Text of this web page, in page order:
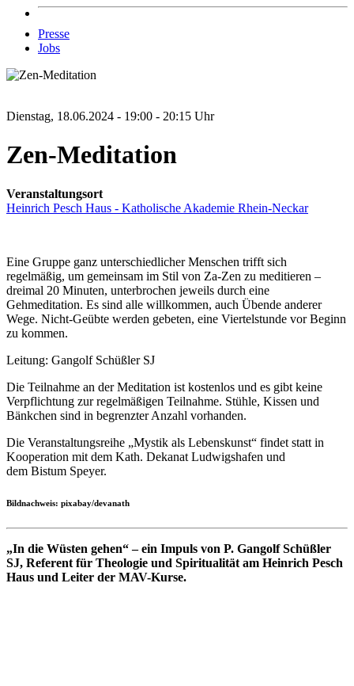
Presse
Jobs
Dienstag, 18.06.2024 - 19:00 - 20:15 Uhr
Zen-Meditation
Veranstaltungsort
Heinrich Pesch Haus - Katholische Akademie Rhein-Neckar
Eine Gruppe ganz unterschiedlicher Menschen trifft sich
regelmäßig, um gemeinsam im Stil von Za-Zen zu meditieren –
dreimal 20 Minuten, unterbrochen jeweils durch eine
Gehmeditation. Es sind alle willkommen, auch Übende anderer
Wege. Nicht-Geübte werden gebeten, eine Viertelstunde vor Beginn
zu kommen.
Leitung: Gangolf Schüßler SJ
Die Teilnahme an der Meditation ist kostenlos und es gibt keine
Verpflichtung zur regelmäßigen Teilnahme. Stühle, Kissen und
Bänkchen sind in begrenzter Anzahl vorhanden.
Die Veranstaltungsreihe „Mystik als Lebenskunst“ findet statt in
Kooperation mit dem Kath. Dekanat Ludwigshafen und
dem Bistum Speyer.
Bildnachweis: pixabay/devanath
„In die Wüsten gehen“ – ein Impuls von P. Gangolf Schüßler
SJ, Referent für Theologie und Spiritualität am Heinrich Pesch
Haus und Leiter der MAV-Kurse.